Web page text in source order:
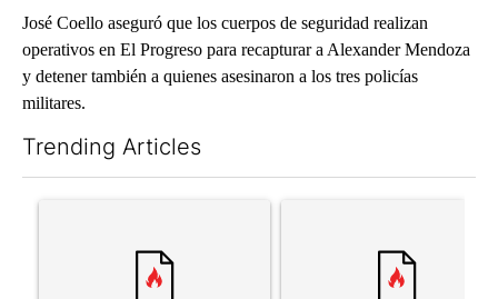
José Coello aseguró que los cuerpos de seguridad realizan
operativos en El Progreso para recapturar a Alexander Mendoza
y detener también a quienes asesinaron a los tres policías
militares.
Trending Articles